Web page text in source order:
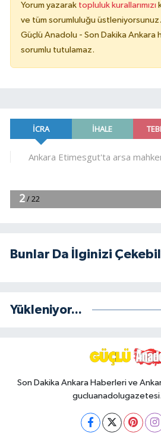
Yorum yazarak topluluk kurallarımızı
ve tüm sorumluluğu
Güçlü Anadolu - Son Dakika Ankara
sorumlu tutulamaz.
Bunlar Da İlginizi
Yükleniyor...
Son Dakika Ankara Haberleri ve